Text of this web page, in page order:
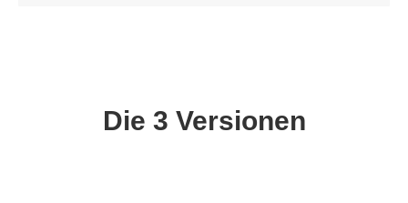
Die 3 Versionen